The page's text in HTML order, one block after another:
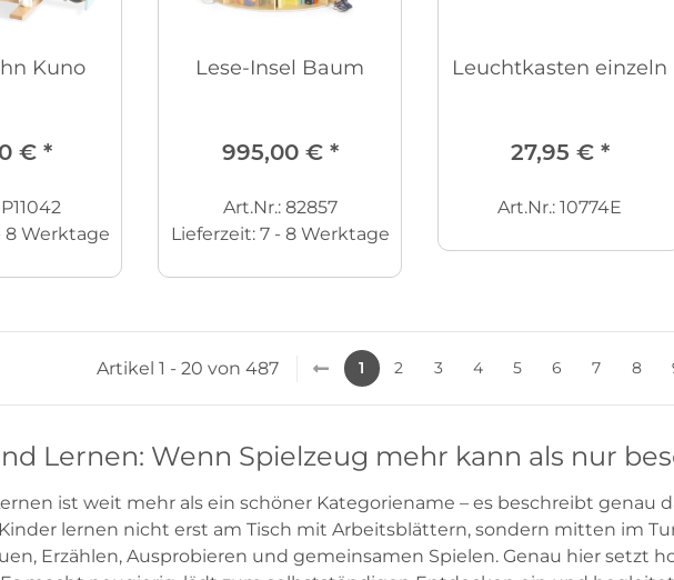
Kuno
€ *
8 Werktage
Lese-Insel Baum
995,00 € *
Art.Nr.: 82857
Lieferzeit: 7 - 8 Werktage
Leuchtkasten einzeln
27,95 € *
Art.Nr.: 10774E
Artikel 1 - 20 von 487 1 2 3 4 5 6 7 8
Lernen: Wenn Spielzeug mehr kann als nur
ist weit mehr als ein schöner Kategoriename – es beschreibt genau
lernen nicht erst am Tisch mit Arbeitsblättern, sondern mitten im
Erzählen, Ausprobieren und gemeinsamen Spielen. Genau hier setzt